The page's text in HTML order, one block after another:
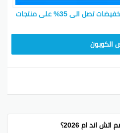
من التوفير في اتش اند ام مع
كود خصم اتش اند ام الكويت وتخفيضات تصل الى 35% على منتجات
الكوبون
اند ام 2026؟